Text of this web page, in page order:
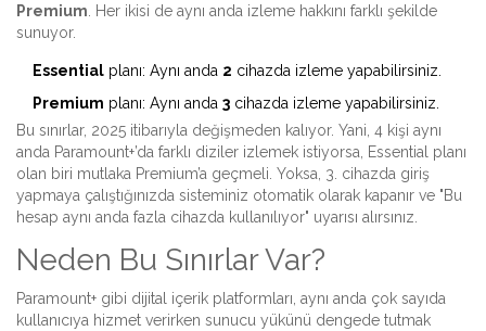
Premium . Her ikisi de aynı anda izleme hakkını farklı şekilde
sunuyor.
Essential planı: Aynı anda 2 cihazda izleme yapabilirsiniz.
Premium planı: Aynı anda 3 cihazda izleme yapabilirsiniz.
Bu sınırlar, 2025 itibarıyla değişmeden kalıyor. Yani, 4 kişi aynı
anda Paramount+’da farklı diziler izlemek istiyorsa, Essential planı
olan biri mutlaka Premium’a geçmeli. Yoksa, 3. cihazda giriş
yapmaya çalıştığınızda sisteminiz otomatik olarak kapanır ve "Bu
hesap aynı anda fazla cihazda kullanılıyor" uyarısı alırsınız.
Neden Bu Sınırlar Var?
Paramount+ gibi dijital içerik platformları, aynı anda çok sayıda
kullanıcıya hizmet verirken sunucu yükünü dengede tutmak